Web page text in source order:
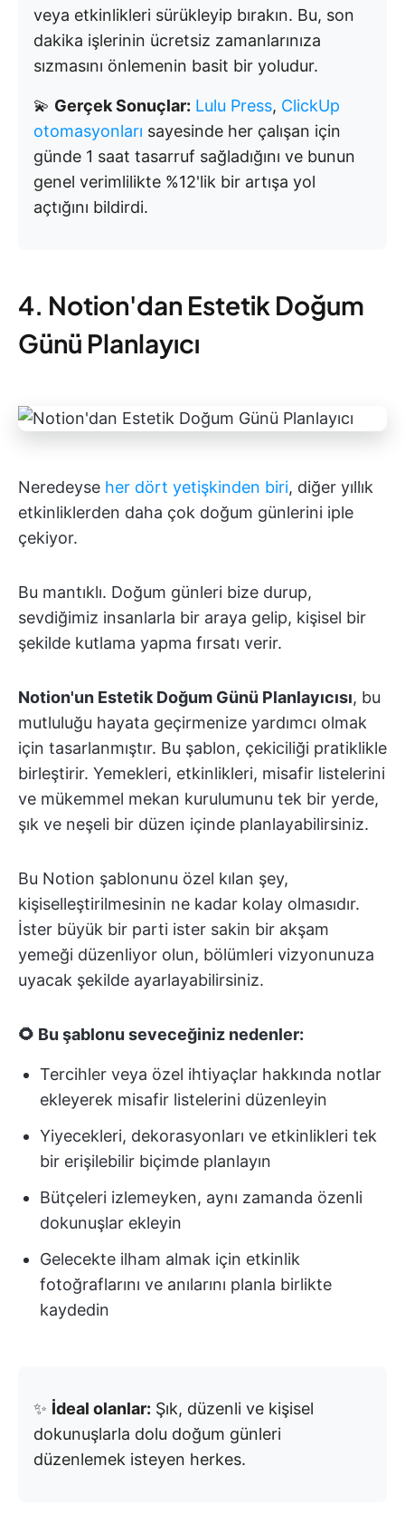
veya etkinlikleri sürükleyip bırakın. Bu, son
dakika işlerinin ücretsiz zamanlarınıza
sızmasını önlemenin basit bir yoludur.
💫 Gerçek Sonuçlar: Lulu Press, ClickUp
otomasyonları sayesinde her çalışan için
günde 1 saat tasarruf sağladığını ve bunun
genel verimlilikte %12'lik bir artışa yol
açtığını bildirdi.
4. Notion'dan Estetik Doğum
Günü Planlayıcı
Neredeyse her dört yetişkinden biri, diğer yıllık
etkinliklerden daha çok doğum günlerini iple
çekiyor.
Bu mantıklı. Doğum günleri bize durup,
sevdiğimiz insanlarla bir araya gelip, kişisel bir
şekilde kutlama yapma fırsatı verir.
Notion'un Estetik Doğum Günü Planlayıcısı, bu
mutluluğu hayata geçirmenize yardımcı olmak
için tasarlanmıştır. Bu şablon, çekiciliği pratiklikle
birleştirir. Yemekleri, etkinlikleri, misafir listelerini
ve mükemmel mekan kurulumunu tek bir yerde,
şık ve neşeli bir düzen içinde planlayabilirsiniz.
Bu Notion şablonunu özel kılan şey,
kişiselleştirilmesinin ne kadar kolay olmasıdır.
İster büyük bir parti ister sakin bir akşam
yemeği düzenliyor olun, bölümleri vizyonunuza
uyacak şekilde ayarlayabilirsiniz.
🌻 Bu şablonu seveceğiniz nedenler:
Tercihler veya özel ihtiyaçlar hakkında notlar
ekleyerek misafir listelerini düzenleyin
Yiyecekleri, dekorasyonları ve etkinlikleri tek
bir erişilebilir biçimde planlayın
Bütçeleri izlemeyken, aynı zamanda özenli
dokunuşlar ekleyin
Gelecekte ilham almak için etkinlik
fotoğraflarını ve anılarını planla birlikte
kaydedin
✨ İdeal olanlar: Şık, düzenli ve kişisel
dokunuşlarla dolu doğum günleri
düzenlemek isteyen herkes.